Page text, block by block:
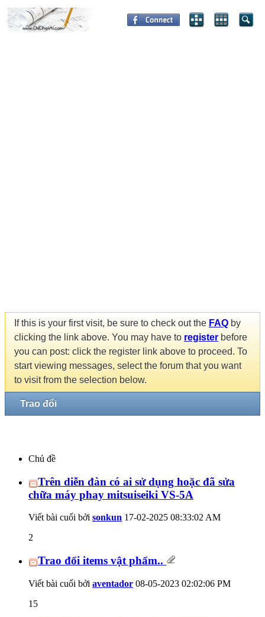
If this is your first visit, be sure to check out the FAQ by
clicking the link above. You may have to register before
you can post: click the register link above to proceed. To
start viewing messages, select the forum that you want
to visit from the selection below.
Trao đổi
Chủ đề
Trên diễn đàn có ai sử dụng hoặc đã sửa
chữa máy phay mitsuiseiki VS-5A
Viết bài cuối bởi sonkun 17-02-2025 08:33:02 AM
2
Trao đổi items vật phẩm..
Viết bài cuối bởi aventador 08-05-2023 02:02:06 PM
15